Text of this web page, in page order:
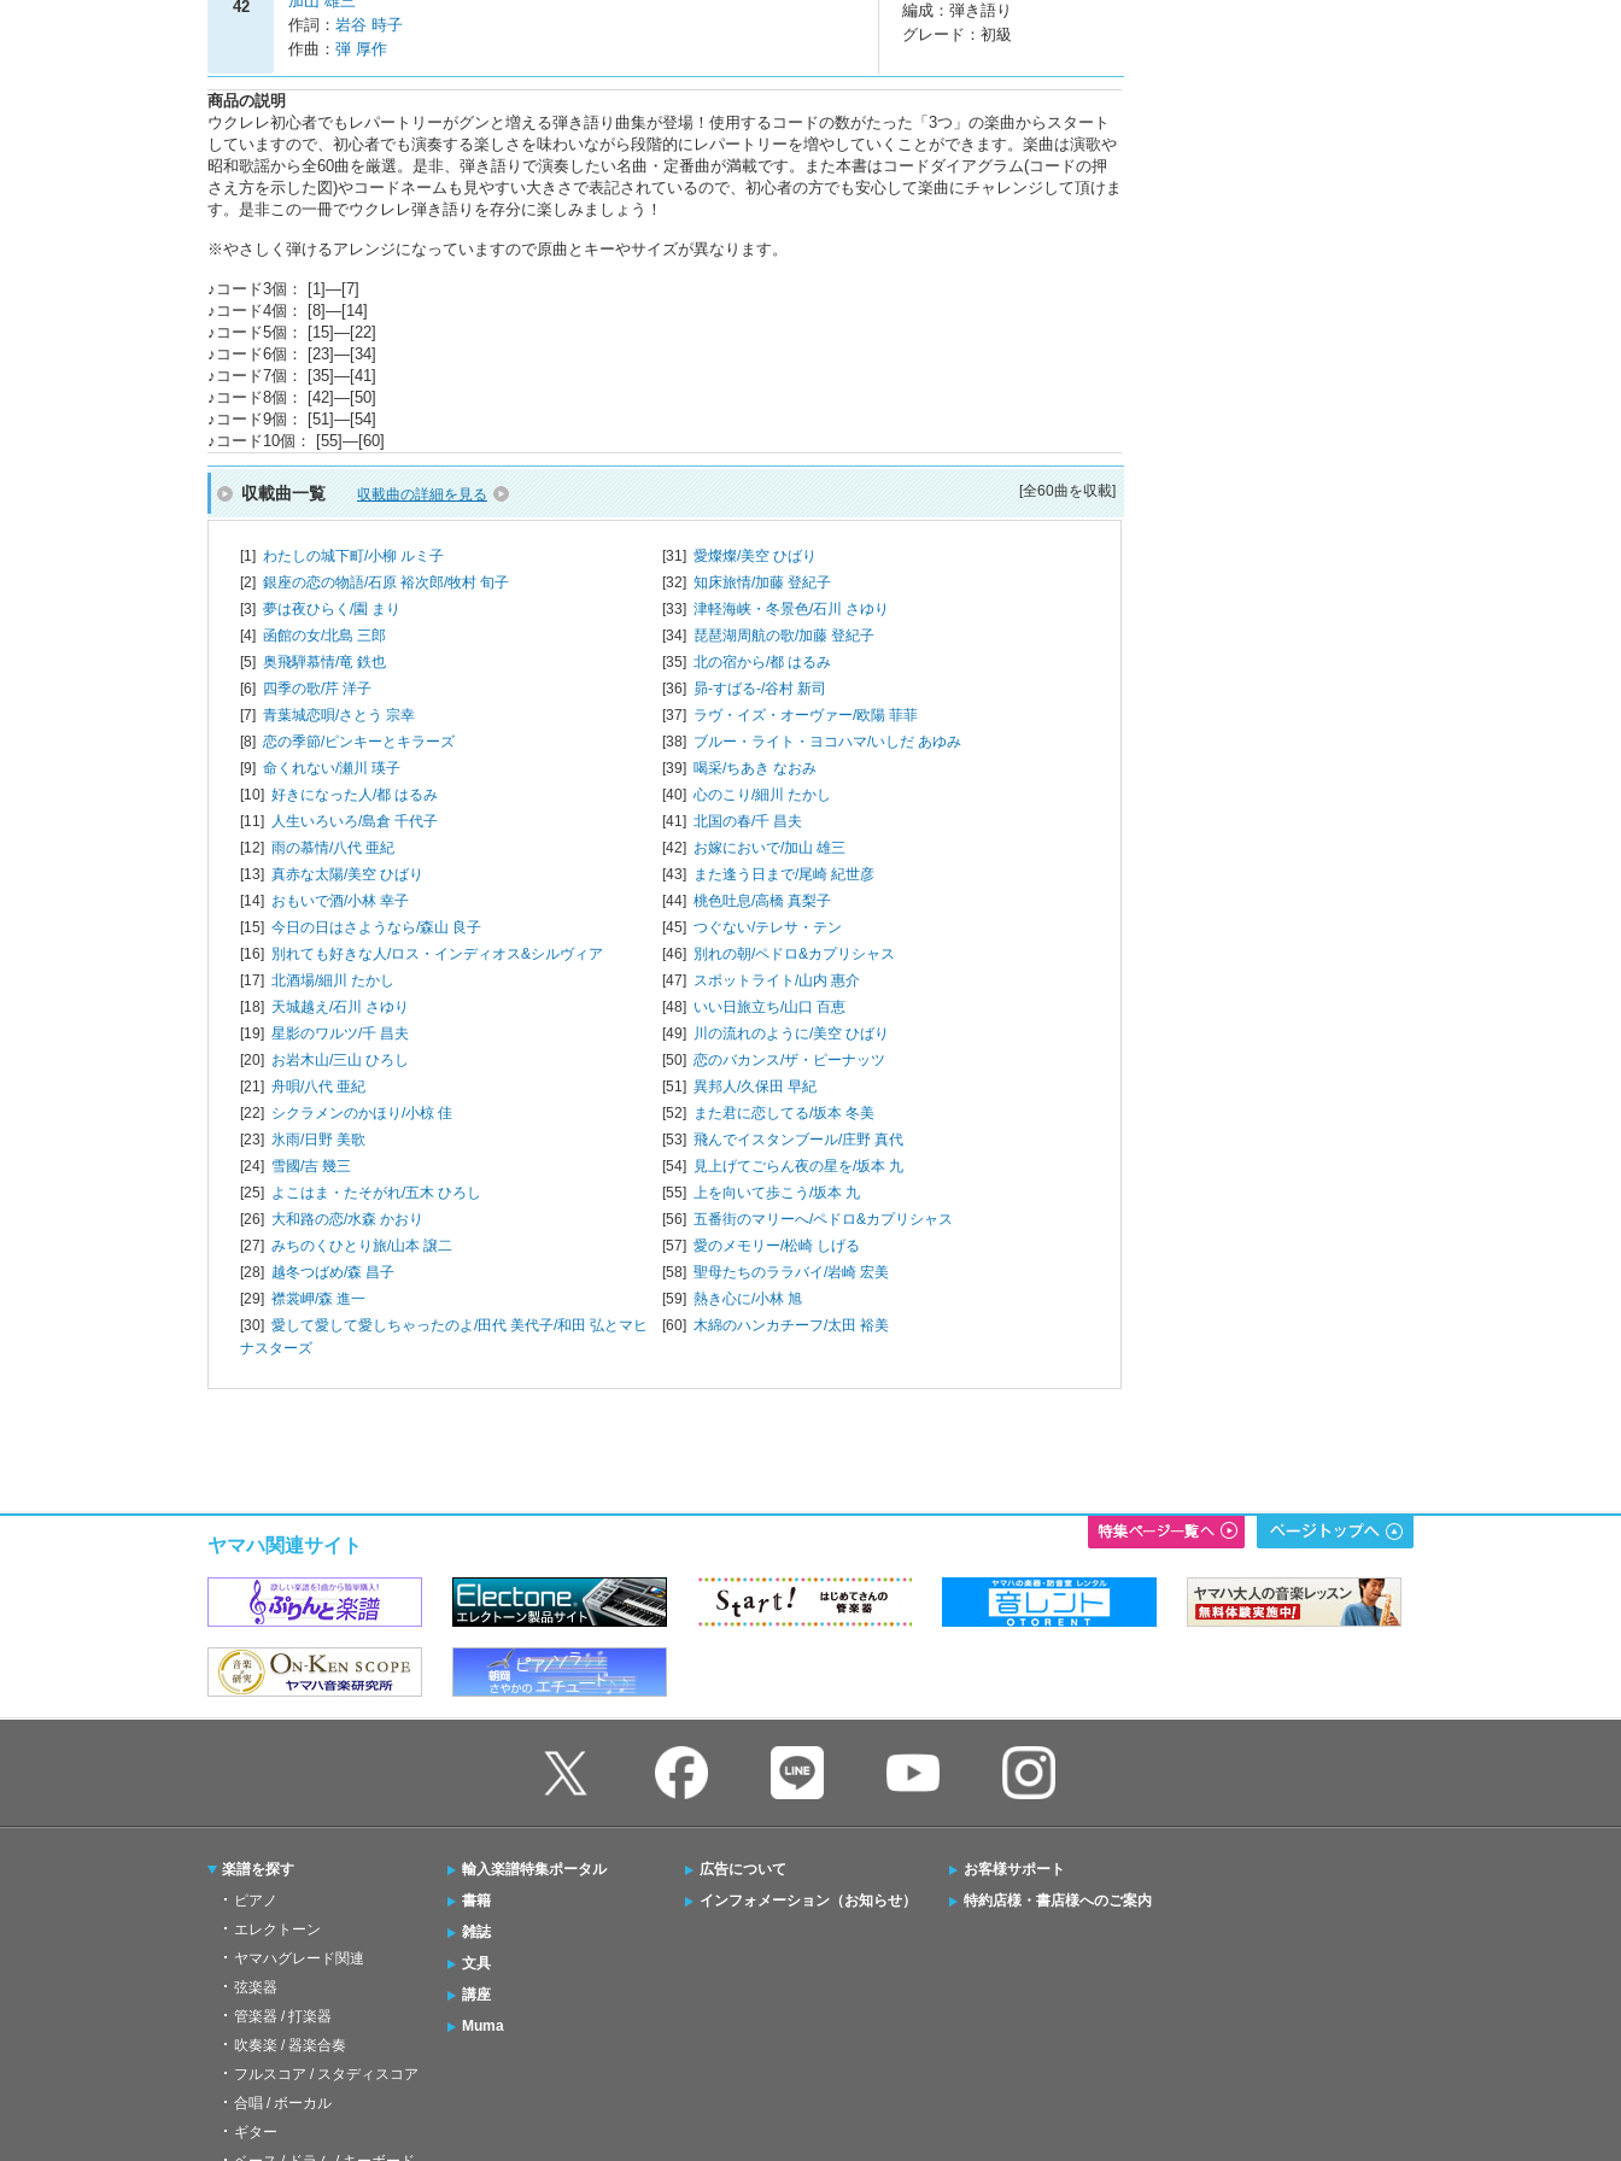
42
作詞： 岩谷 時子
作曲： 弾 厚作
編成：弾き語り
グレード：初級
商品の説明
ウクレレ初心者でもレパートリーがグンと増える弾き語り曲集が登場！使用するコードの数がたった「3つ」の楽曲からスタート
していますので、初心者でも演奏する楽しさを味わいながら段階的にレパートリーを増やしていくことができます。楽曲は演歌や
昭和歌謡から全60曲を厳選。是非、弾き語りで演奏したい名曲・定番曲が満載です。また本書はコードダイアグラム(コードの押
さえ方を示した図)やコードネームも見やすい大きさで表記されているので、初心者の方でも安心して楽曲にチャレンジして頂けま
す。是非この一冊でウクレレ弾き語りを存分に楽しみましょう！
※やさしく弾けるアレンジになっていますので原曲とキーやサイズが異なります。
♪コード3個： [1]―[7]
♪コード4個： [8]―[14]
♪コード5個： [15]―[22]
♪コード6個： [23]―[34]
♪コード7個： [35]―[41]
♪コード8個： [42]―[50]
♪コード9個： [51]―[54]
♪コード10個： [55]―[60]
収載曲一覧 収載曲の詳細を見る [全60曲を収載]
[1] わたしの城下町/小柳 ルミ子
[2] 銀座の恋の物語/石原 裕次郎/牧村 旬子
[3] 夢は夜ひらく/園 まり
[4] 函館の女/北島 三郎
[5] 奥飛騨慕情/竜 鉄也
[6] 四季の歌/芹 洋子
[7] 青葉城恋唄/さとう 宗幸
[8] 恋の季節/ピンキーとキラーズ
[9] 命くれない/瀬川 瑛子
[10] 好きになった人/都 はるみ
[11] 人生いろいろ/島倉 千代子
[12] 雨の慕情/八代 亜紀
[13] 真赤な太陽/美空 ひばり
[14] おもいで酒/小林 幸子
[15] 今日の日はさようなら/森山 良子
[16] 別れても好きな人/ロス・インディオス&シルヴィア
[17] 北酒場/細川 たかし
[18] 天城越え/石川 さゆり
[19] 星影のワルツ/千 昌夫
[20] お岩木山/三山 ひろし
[21] 舟唄/八代 亜紀
[22] シクラメンのかほり/小椋 佳
[23] 氷雨/日野 美歌
[24] 雪國/吉 幾三
[25] よこはま・たそがれ/五木 ひろし
[26] 大和路の恋/水森 かおり
[27] みちのくひとり旅/山本 譲二
[28] 越冬つばめ/森 昌子
[29] 襟裳岬/森 進一
[30] 愛して愛して愛しちゃったのよ/田代 美代子/和田 弘とマヒ
ナスターズ
[31] 愛燦燦/美空 ひばり
[32] 知床旅情/加藤 登紀子
[33] 津軽海峡・冬景色/石川 さゆり
[34] 琵琶湖周航の歌/加藤 登紀子
[35] 北の宿から/都 はるみ
[36] 昴-すばる-/谷村 新司
[37] ラヴ・イズ・オーヴァー/欧陽 菲菲
[38] ブルー・ライト・ヨコハマ/いしだ あゆみ
[39] 喝采/ちあき なおみ
[40] 心のこり/細川 たかし
[41] 北国の春/千 昌夫
[42] お嫁においで/加山 雄三
[43] また逢う日まで/尾崎 紀世彦
[44] 桃色吐息/高橋 真梨子
[45] つぐない/テレサ・テン
[46] 別れの朝/ペドロ&カプリシャス
[47] スポットライト/山内 惠介
[48] いい日旅立ち/山口 百恵
[49] 川の流れのように/美空 ひばり
[50] 恋のバカンス/ザ・ピーナッツ
[51] 異邦人/久保田 早紀
[52] また君に恋してる/坂本 冬美
[53] 飛んでイスタンブール/庄野 真代
[54] 見上げてごらん夜の星を/坂本 九
[55] 上を向いて歩こう/坂本 九
[56] 五番街のマリーへ/ペドロ&カプリシャス
[57] 愛のメモリー/松崎 しげる
[58] 聖母たちのララバイ/岩崎 宏美
[59] 熱き心に/小林 旭
[60] 木綿のハンカチーフ/太田 裕美
ヤマハ関連サイト
楽譜を探す
ピアノ
エレクトーン
ヤマハグレード関連
弦楽器
管楽器 / 打楽器
吹奏楽 / 器楽合奏
フルスコア / スタディスコア
合唱 / ボーカル
ギター
輸入楽譜特集ポータル
書籍
雑誌
文具
講座
Muma
広告について
インフォメーション（お知らせ）
お客様サポート
特約店様・書店様へのご案内